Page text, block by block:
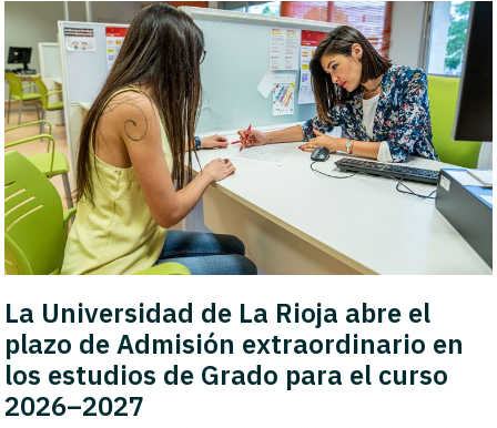
La Universidad de La Rioja abre el
plazo de Admisión extraordinario en
los estudios de Grado para el curso
2026–2027